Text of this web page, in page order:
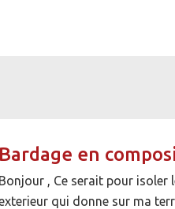
Bardage en
Bonjour , Ce serait pour isoler
qui donne sur ma